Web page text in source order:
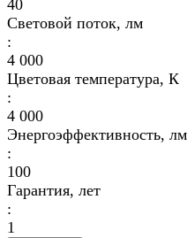
40
Световой поток, лм
:
4 000
Цветовая температура, К
:
4 000
Энергоэффективность,
:
100
Гарантия, лет
:
1